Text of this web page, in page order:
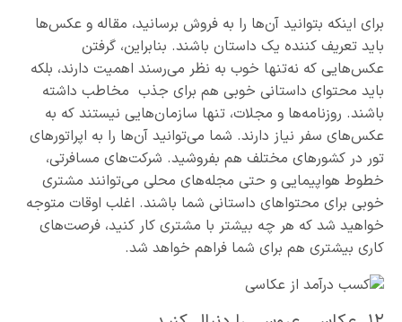
برای اینکه بتوانید آن‌ها را به فروش برسانید، مقاله و عکس‌ها
باید تعریف کننده یک داستان باشند. بنابراین، گرفتن
عکس‌هایی که نه‌تنها خوب به نظر می‌رسند اهمیت دارند، بلکه
باید محتوای داستانی خوبی هم برای جذب مخاطب داشته
باشند. روزنامه‌ها و مجلات، تنها سازمان‌هایی نیستند که به
عکس‌های سفر نیاز دارند. شما می‌توانید آن‌ها را به اپراتورهای
تور در کشورهای مختلف هم بفروشید. شرکت‌های مسافرتی،
خطوط هواپیمایی و حتی مجله‌های محلی می‌توانند مشتری
خوبی برای محتواهای داستانی شما باشند. اغلب اوقات متوجه
خواهید شد که هر چه بیشتر با مشتری کار کنید، فرصت‌های
کاری بیشتری هم برای شما فراهم خواهد شد.